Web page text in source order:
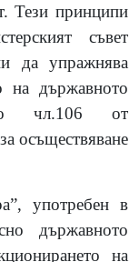
Тези принципи
съвет
да упражнява
на държавното
чл.106 от
осъществяване
употребен в
държавното
на